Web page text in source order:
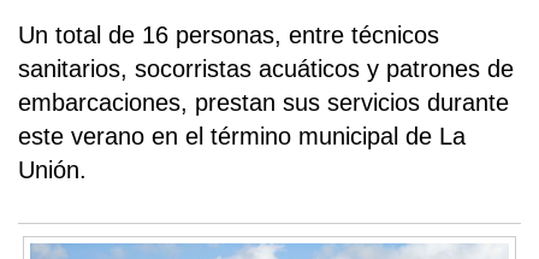
Un total de 16 personas, entre técnicos
sanitarios, socorristas acuáticos y patrones de
embarcaciones, prestan sus servicios durante
este verano en el término municipal de La
Unión.